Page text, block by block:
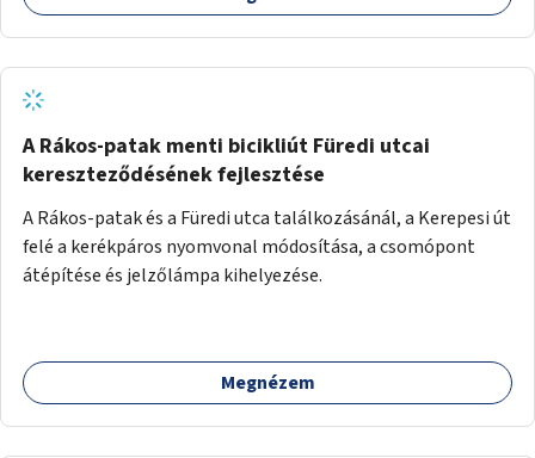
A Rákos-patak menti bicikliút Füredi utcai
kereszteződésének fejlesztése
A Rákos-patak és a Füredi utca találkozásánál, a Kerepesi út
felé a kerékpáros nyomvonal módosítása, a csomópont
átépítése és jelzőlámpa kihelyezése.
Megnézem